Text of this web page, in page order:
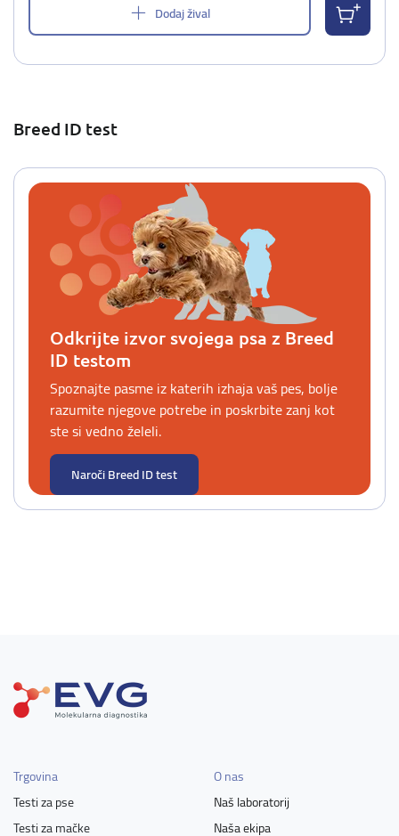
Dodaj žival
Breed ID test
Odkrijte izvor svojega psa z Breed
ID testom
Spoznajte pasme iz katerih izhaja vaš pes, bolje
razumite njegove potrebe in poskrbite zanj kot
ste si vedno želeli.
Naroči Breed ID test
Trgovina
Testi za pse
Testi za mačke
O nas
Naš laboratorij
Naša ekipa